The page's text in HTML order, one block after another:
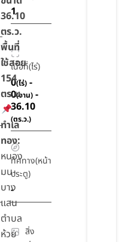
1
เนื้อที่(ไร่)
0(ไร่) -
0(งาน) -
36.10
(ตร.ว.)
ทิศทาง(หน้า
ประตู)
-
สิ่ง
36.10
ตร.ว.
พื้นที่
ใช้สอย
154
ตร.ม.
ทำเล
ทอง:
หนอง
มน-
บาง
แสน
ตำบล
ห้วย